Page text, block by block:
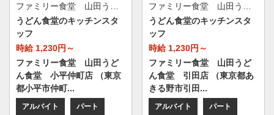
うどん食堂のキッチンスタ
ッフ
時給 1,230円～
ファミリー食堂 山田うど
ん食堂 小平仲町店 （東京
都小平市仲町...
アルバイト パート
うどん食堂のキッチンスタ
ッフ
時給 1,230円～
ファミリー食堂 山田うど
ん食堂 引田店 （東京都あ
きる野市引田...
アルバイト パート